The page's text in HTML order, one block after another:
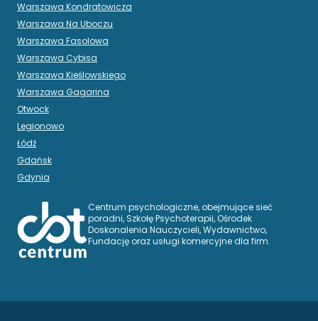
Centrum psychologiczne, obejmujące sieć
poradni, Szkołę Psychoterapii, Ośrodek
Doskonalenia Nauczycieli, Wydawnictwo,
Fundację oraz usługi komercyjne dla firm.
Warszawa Kondratowicza
Warszawa Na Uboczu
Warszawa Fasolowa
Warszawa Cybisa
Warszawa Kieślowskiego
Warszawa Gagarina
Otwock
Legionowo
Łódź
Gdańsk
Gdynia